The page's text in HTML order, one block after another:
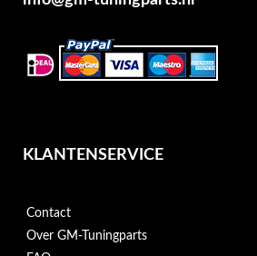
KLANTENSERVICE
Contact
Over GM-Tuningparts